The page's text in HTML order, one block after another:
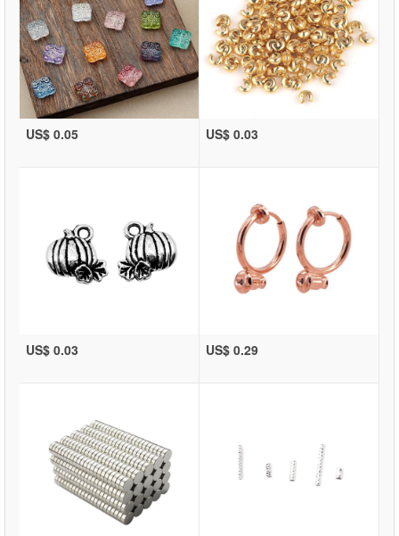
US$ 0.05 US$ 0.03
US$ 0.03 US$ 0.29